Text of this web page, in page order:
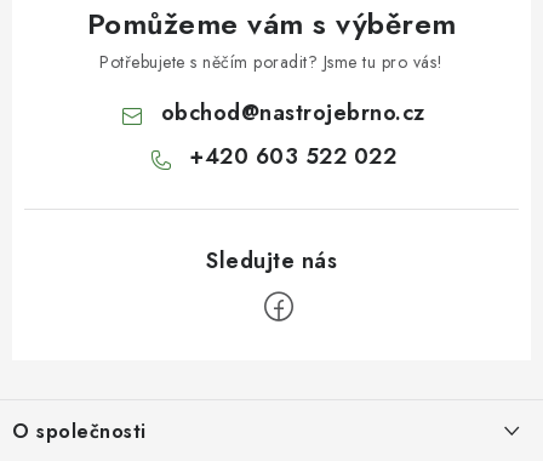
Pomůžeme vám s výběrem
Potřebujete s něčím poradit? Jsme tu pro vás!
obchod@nastrojebrno.cz
+420 603 522 022
pO společnosti